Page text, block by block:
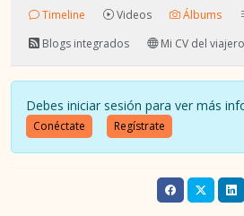
Timeline Videos Álbums
Blogs integrados
Mi CV del viajero
Debes iniciar sesión para ver más
Conéctate Regístrate